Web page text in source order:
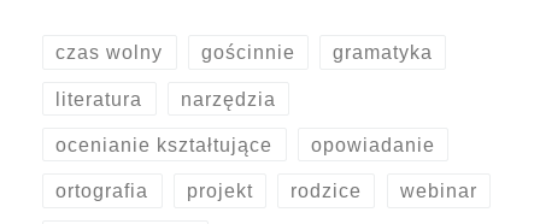
czas wolny gościnnie gramatyka
literatura narzędzia
ocenianie kształtujące opowiadanie
ortografia projekt rodzice webinar